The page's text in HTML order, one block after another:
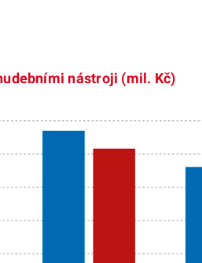
nástroji (mil. Kč)